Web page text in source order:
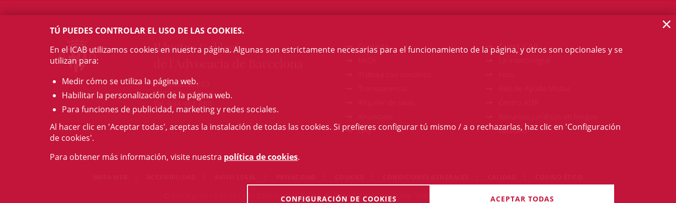
Il·lustre Col·legi
c/ Mallorca, 283
08037 Barcelona
Tel. 934 961 880
Contacto
GAJ
Talent ICAB
catalana
© Sun Aug 09 13:41:04 CEST 2026 Il·lustre Col·legi de l'Advocacia de Barcelona. Todos los derechos reservados
TÚ PUEDES CONTROLAR EL USO DE LAS COOKIES.
En el ICAB utilizamos cookies en nuestra página. Algunas son estrictamente necesarias para el funcionamiento de la página, y otros son opcionales y se
utilizan para:
Medir cómo se utiliza la página web.
Habilitar la personalización de la página web.
Para funciones de publicidad, marketing y redes sociales.
Al hacer clic en 'Aceptar todas', aceptas la instalación de todas las cookies. Si prefieres configurar tú mismo / a o rechazarlas, haz clic en 'Configuración
de cookies'.
Para obtener más información, visite nuestra política de cookies.
CONFIGURACIÓN DE COOKIES ACEPTAR TODAS
×